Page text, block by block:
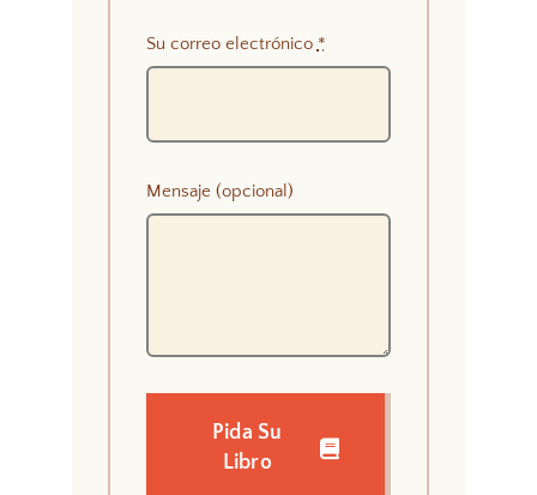
Su correo electrónico *
Mensaje (opcional)
Pida Su
Libro